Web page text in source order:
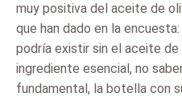
muy positiva del aceite de
que han dado en la
podría existir sin el aceite de
ingrediente esencial, no
fundamental, la botella con